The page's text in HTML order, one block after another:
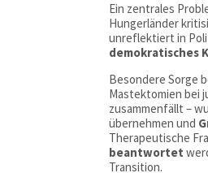
Ein zentrales
Hungerländer
unreflektiert in
demokratisches
Besondere Sorge
Mastektomien bei
zusammenfällt –
übernehmen und
Therapeutische
beantwortet
Transition.